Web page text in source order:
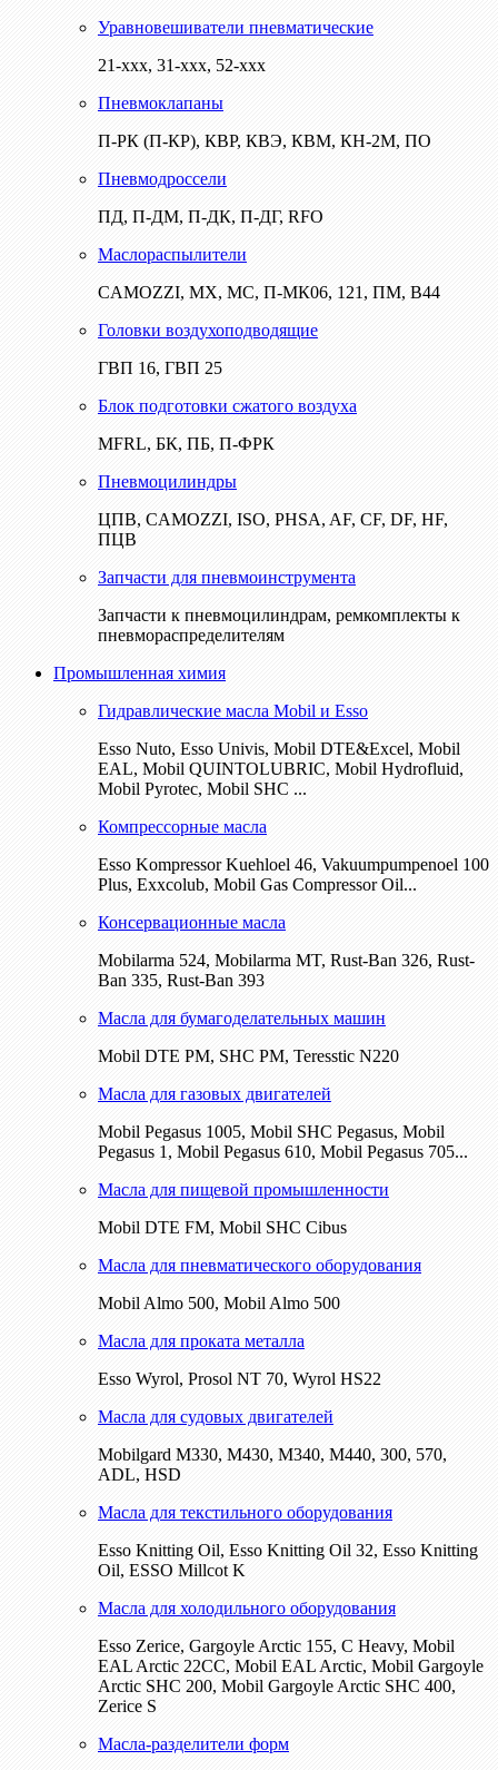
Уравновешиватели пневматические
21-ххх, 31-ххх, 52-ххх
Пневмоклапаны
П-РК (П-КР), КВР, КВЭ, КВМ, КН-2М, ПО
Пневмодроссели
ПД, П-ДМ, П-ДК, П-ДГ, RFO
Маслораспылители
CAMOZZI, МХ, МС, П-МК06, 121, ПМ, В44
Головки воздухоподводящие
ГВП 16, ГВП 25
Блок подготовки сжатого воздуха
MFRL, БК, ПБ, П-ФРК
Пневмоцилиндры
ЦПВ, CAMOZZI, ISO, PHSA, AF, CF, DF, HF,
ПЦВ
Запчасти для пневмоинструмента
Запчасти к пневмоцилиндрам, ремкомплекты к
пневмораспределителям
Промышленная химия
Гидравлические масла Mobil и Esso
Esso Nuto, Esso Univis, Mobil DTE&Excel, Mobil
EAL, Mobil QUINTOLUBRIC, Mobil Hydrofluid,
Mobil Pyrotec, Mobil SHC ...
Компрессорные масла
Esso Kompressor Kuehloel 46, Vakuumpumpenoel 100
Plus, Exxcolub, Mobil Gas Compressor Oil...
Консервационные масла
Mobilarma 524, Mobilarma MT, Rust-Ban 326, Rust-
Ban 335, Rust-Ban 393
Масла для бумагоделательных машин
Mobil DTE РМ, SHC PM, Teresstic N220
Масла для газовых двигателей
Mobil Pegasus 1005, Mobil SHC Pegasus, Mobil
Pegasus 1, Mobil Pegasus 610, Mobil Pegasus 705...
Масла для пищевой промышленности
Mobil DTE FM, Mobil SHC Cibus
Масла для пневматического оборудования
Mobil Almo 500, Mobil Almo 500
Масла для проката металла
Esso Wyrol, Prosol NT 70, Wyrol HS22
Масла для судовых двигателей
Mobilgard M330, M430, M340, M440, 300, 570,
ADL, HSD
Масла для текстильного оборудования
Esso Knitting Oil, Esso Knitting Oil 32, Esso Knitting
Oil, ESSO Millcot K
Масла для холодильного оборудования
Esso Zerice, Gargoyle Arctic 155, С Heavy, Mobil
EAL Arctic 22CC, Mobil EAL Arctic, Mobil Gargoyle
Arctic SHC 200, Mobil Gargoyle Arctic SHC 400,
Zerice S
Масла-разделители форм